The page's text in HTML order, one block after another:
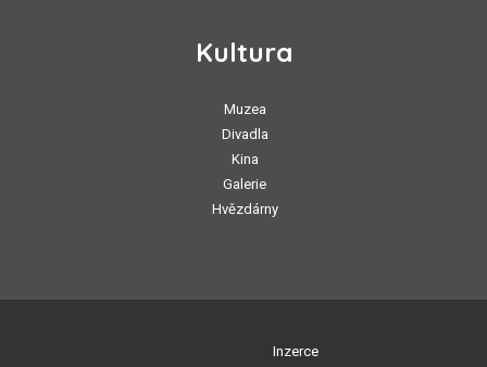
Kultura
Muzea
Divadla
Kina
Galerie
Hvězdárny
Inzerce